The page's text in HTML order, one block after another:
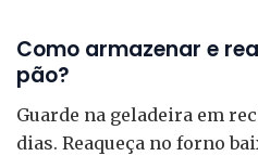
Como armazenar e
pão?
Guarde na geladeira em
dias. Reaqueça no forno